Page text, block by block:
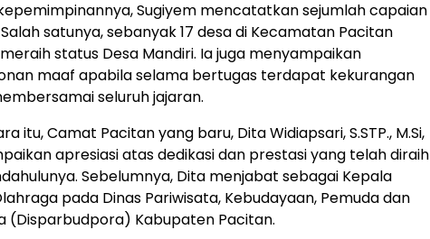
Sugiyem mencatatkan sejumlah capaian
satunya, sebanyak 17 desa di Kecamatan Pacitan
status Desa Mandiri. Ia juga menyampaikan
maaf apabila selama bertugas terdapat kekurangan
seluruh jajaran.
itu, Camat Pacitan yang baru, Dita Widiapsari, S.STP., M.Si,
apresiasi atas dedikasi dan prestasi yang telah diraih
Sebelumnya, Dita menjabat sebagai Kepala
pada Dinas Pariwisata, Kebudayaan, Pemuda dan
(Disparbudpora) Kabupaten Pacitan.